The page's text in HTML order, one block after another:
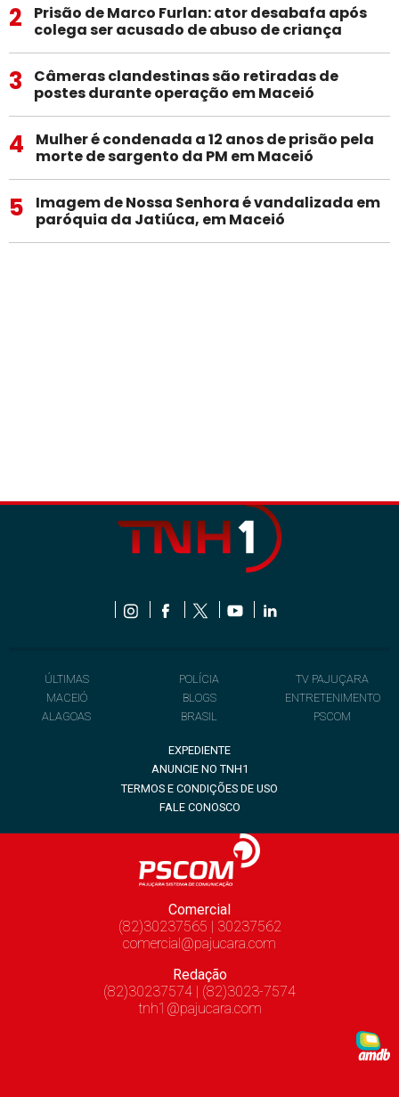
2
Prisão de Marco Furlan: ator desabafa após
colega ser acusado de abuso de criança
3
Câmeras clandestinas são retiradas de
postes durante operação em Maceió
4
Mulher é condenada a 12 anos de prisão pela
morte de sargento da PM em Maceió
5
Imagem de Nossa Senhora é vandalizada em
paróquia da Jatiúca, em Maceió
ÚLTIMAS
MACEIÓ
ALAGOAS
POLÍCIA
BLOGS
BRASIL
TV PAJUÇARA
ENTRETENIMENTO
PSCOM
EXPEDIENTE
ANUNCIE NO TNH1
TERMOS E CONDIÇÕES DE USO
FALE CONOSCO
Comercial
(82)30237565 | 30237562
comercial@pajucara.com
Redação
(82)30237574 | (82)3023-7574
tnh1@pajucara.com